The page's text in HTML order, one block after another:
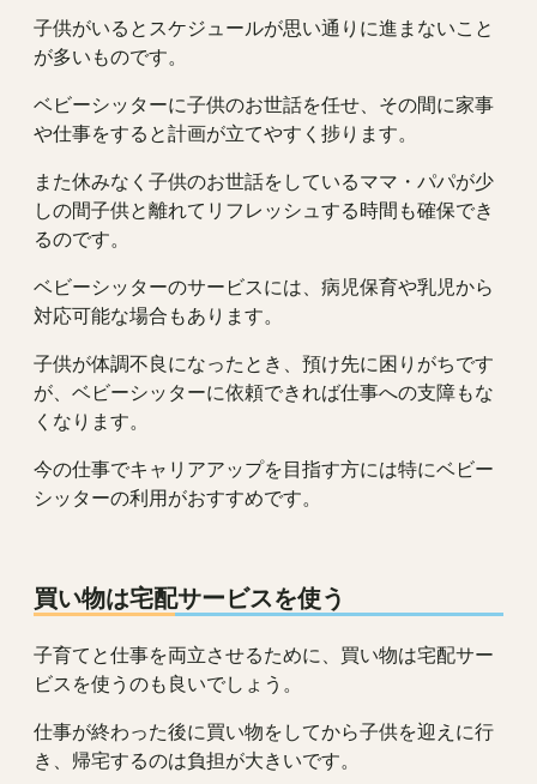
子供がいるとスケジュールが思い通りに進まないこと
が多いものです。
ベビーシッターに子供のお世話を任せ、その間に家事
や仕事をすると計画が立てやすく捗ります。
また休みなく子供のお世話をしているママ・パパが少
しの間子供と離れてリフレッシュする時間も確保でき
るのです。
ベビーシッターのサービスには、病児保育や乳児から
対応可能な場合もあります。
子供が体調不良になったとき、預け先に困りがちです
が、ベビーシッターに依頼できれば仕事への支障もな
くなります。
今の仕事でキャリアアップを目指す方には特にベビー
シッターの利用がおすすめです。
買い物は宅配サービスを使う
子育てと仕事を両立させるために、買い物は宅配サー
ビスを使うのも良いでしょう。
仕事が終わった後に買い物をしてから子供を迎えに行
き、帰宅するのは負担が大きいです。